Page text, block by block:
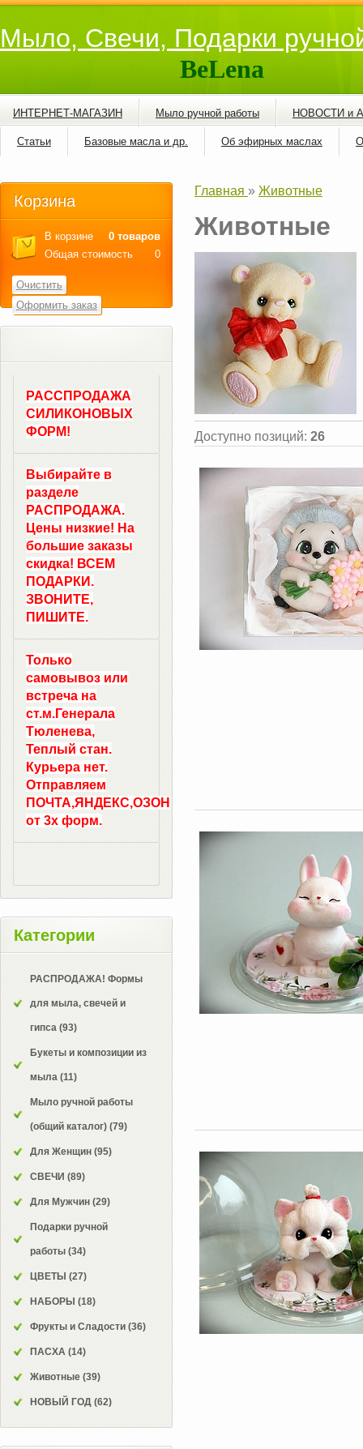
Мыло, Свечи, Подарки
BeLena
ИНТЕРНЕТ-МАГАЗИН Мыло ручной работы НОВОСТИ и
Статьи Базовые масла и др. Об эфирных маслах
Главная » Животные
Животные
Доступно позиций: 26
Корзина
В корзине
0 товаров
Общая стоимость
0
Очистить
Оформить заказ
РАССПРОДАЖА
СИЛИКОНОВЫХ
ФОРМ!
Выбирайте в
разделе
РАСПРОДАЖА.
Цены низкие! На
большие заказы
скидка! ВСЕМ
ПОДАРКИ.
ЗВОНИТЕ,
ПИШИТЕ.
Только
самовывоз или
встреча на
ст.м.Генерала
Тюленева,
Теплый стан.
Курьера нет.
Отправляем
ПОЧТА,ЯНДЕКС,ОЗОН
от 3х форм.
Категории
РАСПРОДАЖА! Формы
для мыла, свечей и
гипса (93)
Букеты и композиции из
мыла (11)
Мыло ручной работы
(общий каталог) (79)
Для Женщин (95)
СВЕЧИ (89)
Для Мужчин (29)
Подарки ручной
работы (34)
ЦВЕТЫ (27)
НАБОРЫ (18)
Фрукты и Сладости (36)
ПАСХА (14)
Животные (39)
НОВЫЙ ГОД (62)